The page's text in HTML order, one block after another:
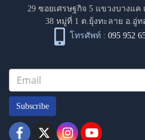
29 ซอยเศรษฐกิจ 5 แขวงบางแค
38 หมู่ที่ 1 ต.ยุ้งทะลาย อ.อู่
โทรศัพท์ : 095 952
Subscribe